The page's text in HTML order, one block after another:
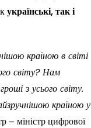
українські, так і
країною в світі
світу? Нам
з усього світу.
країною у
– міністр цифрової